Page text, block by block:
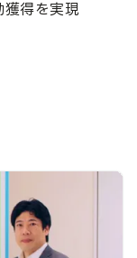
得を実現